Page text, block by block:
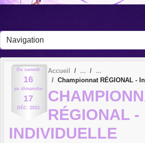
Du samedi
16
au dimanche
17
DÉC. 2023
Accueil
Championnat RÉGIONAL -
RÉGIONAL -
INDIVIDUELLE